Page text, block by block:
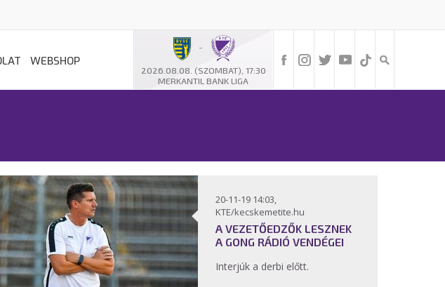
-
2026.08.08. (SZOMBAT), 17:30
MERKANTIL BANK LIGA
WEBSHOP
20-11-19 14:03,
KTE/kecskemetite.hu
A VEZETŐEDZŐK LESZNEK
A GONG RÁDIÓ VENDÉGEI
Interjúk a derbi előtt.